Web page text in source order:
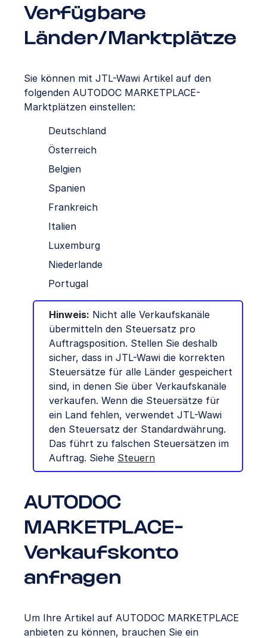
Verfügbare
Länder/Marktplätze
Sie können mit JTL-Wawi Artikel auf den
folgenden AUTODOC MARKETPLACE-
Marktplätzen einstellen:
Deutschland
Österreich
Belgien
Spanien
Frankreich
Italien
Luxemburg
Niederlande
Portugal
Hinweis: Nicht alle Verkaufskanäle
übermitteln den Steuersatz pro
Auftragsposition. Stellen Sie deshalb
sicher, dass in JTL-Wawi die korrekten
Steuersätze für alle Länder gespeichert
sind, in denen Sie über Verkaufskanäle
verkaufen. Wenn die Steuersätze für
ein Land fehlen, verwendet JTL-Wawi
den Steuersatz der Standardwährung.
Das führt zu falschen Steuersätzen im
Auftrag. Siehe Steuern
AUTODOC
MARKETPLACE-
Verkaufskonto
anfragen
Um Ihre Artikel auf AUTODOC MARKETPLACE
anbieten zu können, brauchen Sie ein